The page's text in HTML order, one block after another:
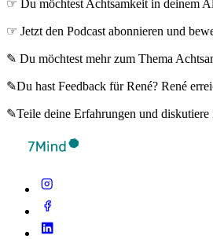
☞ Du möchtest Achtsamkeit in deinem
☞ Jetzt den Podcast abonnieren und
✎ Du möchtest mehr zum Thema
✎Du hast Feedback für René? René
✎Teile deine Erfahrungen und